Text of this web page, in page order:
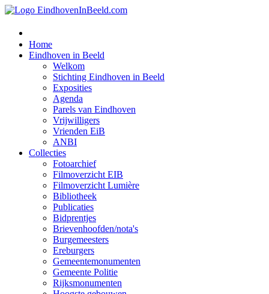
Home
Eindhoven in Beeld
Welkom
Stichting Eindhoven in Beeld
Exposities
Agenda
Parels van Eindhoven
Vrijwilligers
Vrienden EiB
ANBI
Collecties
Fotoarchief
Filmoverzicht EIB
Filmoverzicht Lumière
Bibliotheek
Publicaties
Bidprentjes
Brievenhoofden/nota's
Burgemeesters
Ereburgers
Gemeentemonumenten
Gemeente Politie
Rijksmonumenten